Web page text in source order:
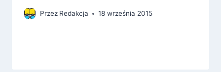
Przez Redakcja 18 września 2015